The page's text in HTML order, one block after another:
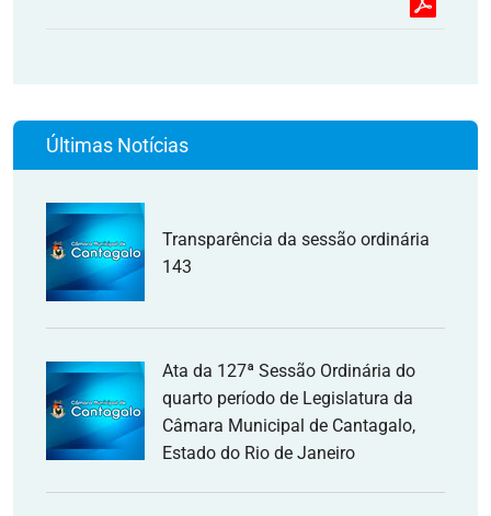
Últimas Notícias
Transparência da sessão ordinária
143
Ata da 127ª Sessão Ordinária do
quarto período de Legislatura da
Câmara Municipal de Cantagalo,
Estado do Rio de Janeiro